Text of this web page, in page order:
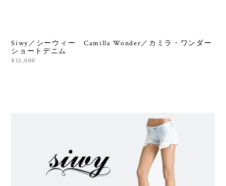
Siwy／シーウィー Camilla Wonder／カミラ・ワンダー
ショートデニム
¥12,000